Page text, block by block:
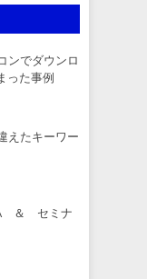
ンでダウンロ
った事例
えたキーワー
＆ セミナ